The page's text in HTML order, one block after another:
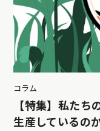
コラム
【特集】私たち
生産しているの